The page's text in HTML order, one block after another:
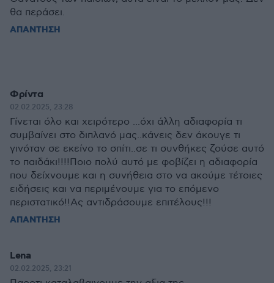
θα περάσει.
ΑΠΑΝΤΗΣΗ
Φρίντα
02.02.2025, 23:28
Γίνεται όλο και χειρότερο ...όχι άλλη αδιαφορία τι
συμβαίνει στο διπλανό μας..κάνεις δεν άκουγε τι
γινόταν σε εκείνο το σπίτι..σε τι συνθήκες ζούσε αυτό
το παιδάκι!!!!Ποιο πολύ αυτό με φοβίζει η αδιαφορία
που δείχνουμε και η συνήθεια στο να ακούμε τέτοιες
ειδήσεις και να περιμένουμε για το επόμενο
περιστατικό!!Ας αντιδράσουμε επιτέλους!!!
ΑΠΑΝΤΗΣΗ
Lena
02.02.2025, 23:21